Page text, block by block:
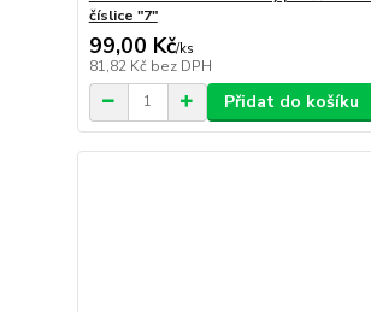
číslice "7"
99,00 Kč/ks
81,82 Kč bez DPH
Přidat do košíku